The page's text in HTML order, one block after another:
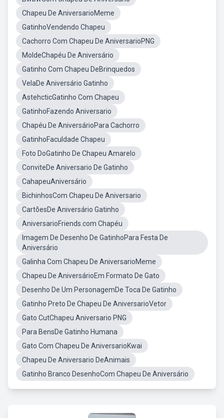
Chapeu De AniversarioMeme
GatinhoVendendo Chapeu
Cachorro Com Chapeu De AniversarioPNG
MoldeChapéu De Aniversário
Gatinho Com Chapeu DeBrinquedos
VelaDe Aniversário Gatinho
AstehcticGatinho Com Chapeu
GatinhoFazendo Aniversario
Chapéu De AniversárioPara Cachorro
GatinhoFaculdade Chapeu
Foto DoGatinho De Chapeu Amarelo
ConviteDe Aniversario De Gatinho
CahapeuAniversário
BichinhosCom Chapeu De Aniversario
CartõesDe Aniversário Gatinho
AniversarioFriends.com Chapéu
Imagem De Desenho De GatinhoPara Festa De
Aniversário
Galinha Com Chapeu De AniversarioMeme
Chapeu De AniversárioEm Formato De Gato
Desenho De Um PersonagemDe Toca De Gatinho
Gatinho Preto De Chapeu De AniversarioVetor
Gato CutChapeu Aniversario PNG
Para BensDe Gatinho Humana
Gato Com Chapeu De AniversarioKwai
Chapeu De Aniversario DeAnimais
Gatinho Branco DesenhoCom Chapeu De Aniversário